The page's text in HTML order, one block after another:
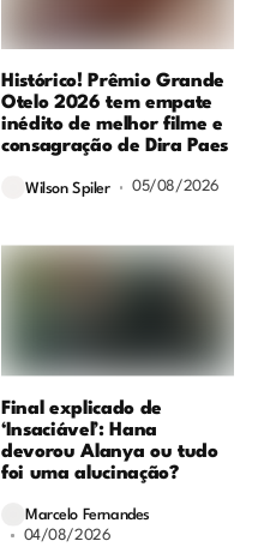
Histórico! Prêmio Grande
Otelo 2026 tem empate
inédito de melhor filme e
consagração de Dira Paes
Wilson Spiler 05/08/2026
Final explicado de
‘Insaciável’: Hana
devorou Alanya ou tudo
foi uma alucinação?
Marcelo Fernandes
04/08/2026